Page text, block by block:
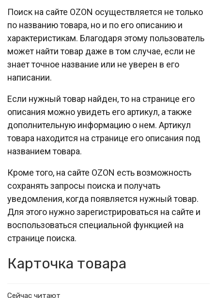
Поиск на сайте OZON осуществляется не только
по названию товара, но и по его описанию и
характеристикам. Благодаря этому пользователь
может найти товар даже в том случае, если не
знает точное название или не уверен в его
написании.
Если нужный товар найден, то на странице его
описания можно увидеть его артикул, а также
дополнительную информацию о нем. Артикул
товара находится на странице его описания под
названием товара.
Кроме того, на сайте OZON есть возможность
сохранять запросы поиска и получать
уведомления, когда появляется нужный товар.
Для этого нужно зарегистрироваться на сайте и
воспользоваться специальной функцией на
странице поиска.
Карточка товара
Сейчас читают